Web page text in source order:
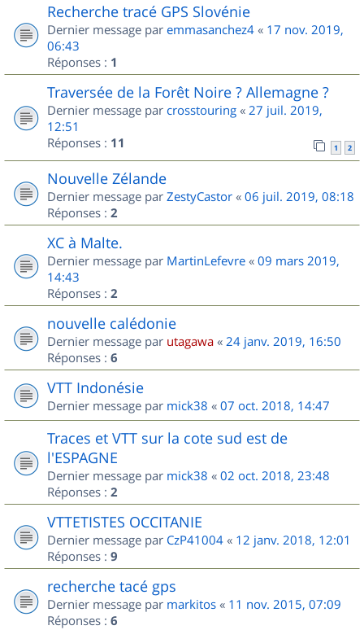
Recherche tracé GPS Slovénie
Dernier message par emmasanchez4 « 17 nov. 2019,
06:43
Réponses : 1
Traversée de la Forêt Noire ? Allemagne ?
Dernier message par crosstouring « 27 juil. 2019,
12:51
Réponses : 11 1 2
Nouvelle Zélande
Dernier message par ZestyCastor « 06 juil. 2019, 08:18
Réponses : 2
XC à Malte.
Dernier message par MartinLefevre « 09 mars 2019,
14:43
Réponses : 2
nouvelle calédonie
Dernier message par utagawa « 24 janv. 2019, 16:50
Réponses : 6
VTT Indonésie
Dernier message par mick38 « 07 oct. 2018, 14:47
Traces et VTT sur la cote sud est de
l'ESPAGNE
Dernier message par mick38 « 02 oct. 2018, 23:48
Réponses : 2
VTTETISTES OCCITANIE
Dernier message par CzP41004 « 12 janv. 2018, 12:01
Réponses : 9
recherche tacé gps
Dernier message par markitos « 11 nov. 2015, 07:09
Réponses : 6